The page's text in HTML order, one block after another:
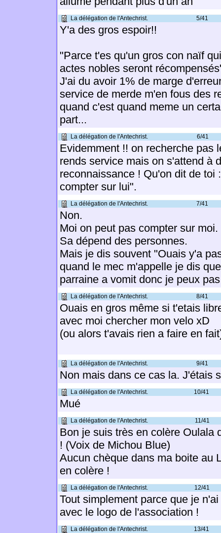
La délégation de l'Antechrist. 5/41
Y'a des gros espoir!!
"Parce t'es qu'un gros con naïf
actes nobles seront
J'ai du avoir 1% de marge
service de merde m'en fous des
quand c'est quand meme un
part...
La délégation de l'Antechrist. 6/41
Evidemment !! on recherche pas
rends service mais on s'attend à
reconnaissance ! Qu'on dit de toi
compter sur lui".
La délégation de l'Antechrist. 7/41
Non.
Moi on peut pas compter sur moi.
Sa dépend des personnes.
Mais je dis souvent "Ouais y'a
quand le mec m'appelle je dis
parraine a vomit donc je peux
La délégation de l'Antechrist. 8/41
Ouais en gros même si t'etais
avec moi chercher mon velo xD
(ou alors t'avais rien a faire en
La délégation de l'Antechrist. 9/41
Non mais dans ce cas la. J'étais
La délégation de l'Antechrist. 10/41
Mué
La délégation de l'Antechrist. 11/41
Bon je suis très en colère Oulala
! (Voix de Michou Blue)
Aucun chèque dans ma boite au
en colère !
La délégation de l'Antechrist. 12/41
Tout simplement parce que je
avec le logo de l'association !
La délégation de l'Antechrist. 13/41